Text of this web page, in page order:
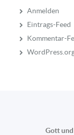
Anmelden
Eintrags-Feed
Kommentar-
Gott und